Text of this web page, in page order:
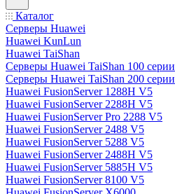
Каталог
Серверы Huawei
Huawei KunLun
Huawei TaiShan
Серверы Huawei TaiShan 100 серии
Серверы Huawei TaiShan 200 серии
Huawei FusionServer 1288H V5
Huawei FusionServer 2288H V5
Huawei FusionServer Pro 2288 V5
Huawei FusionServer 2488 V5
Huawei FusionServer 5288 V5
Huawei FusionServer 2488H V5
Huawei FusionServer 5885H V5
Huawei FusionServer 8100 V5